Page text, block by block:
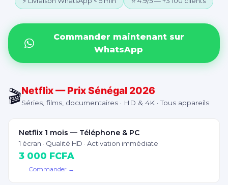
Commander maintenant sur
WhatsApp
🎬Netflix — Prix Sénégal 2026
Séries, films, documentaires · HD & 4K · Tous appareils
Netflix 1 mois — Téléphone & PC
1 écran · Qualité HD · Activation immédiate
3 000 FCFA
Commander →